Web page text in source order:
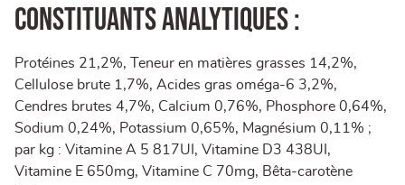
CONSTITUANTS ANALYTIQUES :
Protéines 21,2%, Teneur en matières grasses 14,2%,
Cellulose brute 1,7%, Acides gras oméga-6 3,2%,
Cendres brutes 4,7%, Calcium 0,76%, Phosphore 0,64%,
Sodium 0,24%, Potassium 0,65%, Magnésium 0,11% ;
par kg : Vitamine A 5 817UI, Vitamine D3 438UI,
Vitamine E 650mg, Vitamine C 70mg, Bêta-carotène